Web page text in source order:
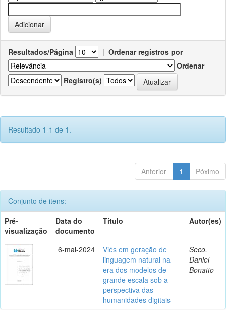
Resultados/Página | Ordenar registros por
Ordenar
Registro(s)
Resultado 1-1 de 1.
Anterior 1 Póximo
Conjunto de itens:
Pré-
visualização
Data do
documento
Título Autor(es)
6-mai-2024
Viés em geração de
linguagem natural na
era dos modelos de
grande escala sob a
perspectiva das
humanidades digitais
Seco,
Daniel
Bonatto